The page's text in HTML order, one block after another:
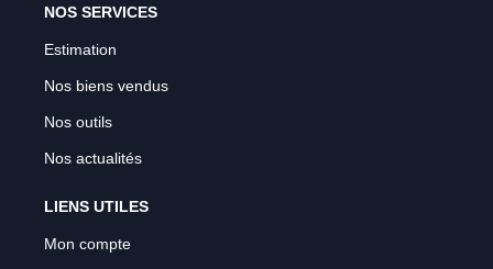
NOS SERVICES
Estimation
Nos biens vendus
Nos outils
Nos actualités
LIENS UTILES
Mon compte